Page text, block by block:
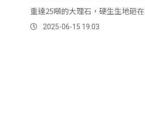
重達25噸的大理石，硬生生地砸
2025-06-15 19:03